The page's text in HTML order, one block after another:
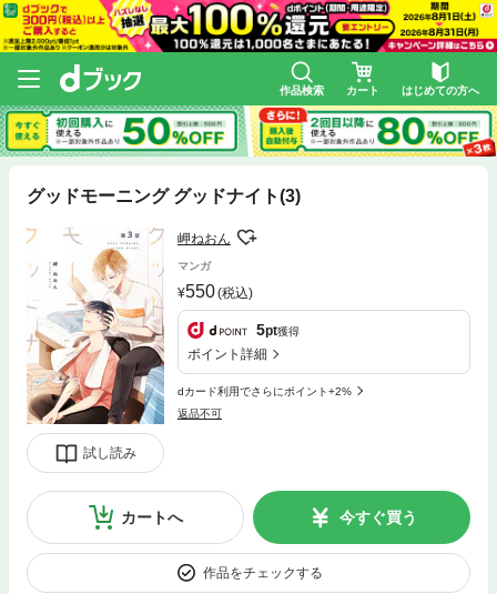
作品検索 カート はじめての方へ
グッドモーニング グッドナイト(3)
試し読み
岬ねおん
マンガ
550(税込)
5pt獲得
ポイント詳細
dカード利用でさらにポイント+2%
返品不可
カートへ 今すぐ買う
作品をチェックする